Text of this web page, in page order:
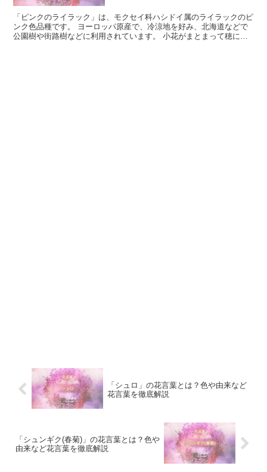
「ピンクのライラック」は、モクセイ科ハシドイ属のライラックのピ
ンク色品種です。 ヨーロッパ原産で、冷涼地を好み、北海道などで
公園樹や街路樹などに利用されています。 小花がまとまって穂にな
「シュロ」の花言葉とは？色や由来など
花言葉を徹底解説
「シュンギク(春菊)」の花言葉とは？色や
由来など花言葉を徹底解説